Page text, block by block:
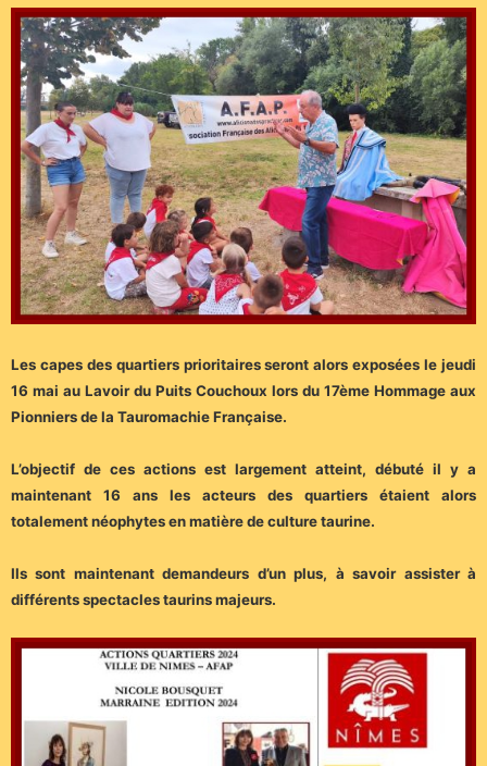
Les capes des quartiers prioritaires seront alors exposées le jeudi
16 mai au Lavoir du Puits Couchoux lors du 17ème Hommage aux
Pionniers de la Tauromachie Française.
L’objectif de ces actions est largement atteint, débuté il y a
maintenant 16 ans les acteurs des quartiers étaient alors
totalement néophytes en matière de culture taurine.
Ils sont maintenant demandeurs d’un plus, à savoir assister à
différents spectacles taurins majeurs.